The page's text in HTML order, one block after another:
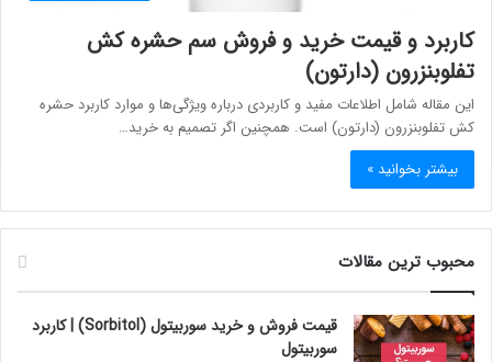
کاربرد و قیمت خرید و فروش سم حشره ‌کش
تفلوبنزرون (دارتون)
این مقاله شامل اطلاعات مفید و کاربردی درباره ویژگی‌ها و موارد کاربرد حشره
کش تفلوبنزرون (دارتون) است. همچنین اگر تصمیم به خرید…
بیشتر بخوانید »
محبوب ترین مقالات
قیمت فروش و خرید سوربیتول (Sorbitol) | کاربرد
سوربیتول